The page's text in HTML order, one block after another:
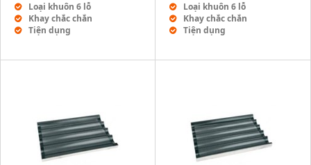
Loại khuôn 6 lỗ
Khay chắc chắn
Tiện dụng
Loại khuôn 6 lỗ
Khay chắc chắn
Tiện dụng